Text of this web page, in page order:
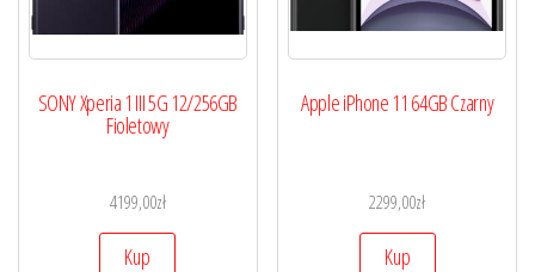
SONY Xperia 1 III 5G 12/256GB
Fioletowy
4199,00zł
Kup
Apple iPhone 11 64GB Czarny
2299,00zł
Kup